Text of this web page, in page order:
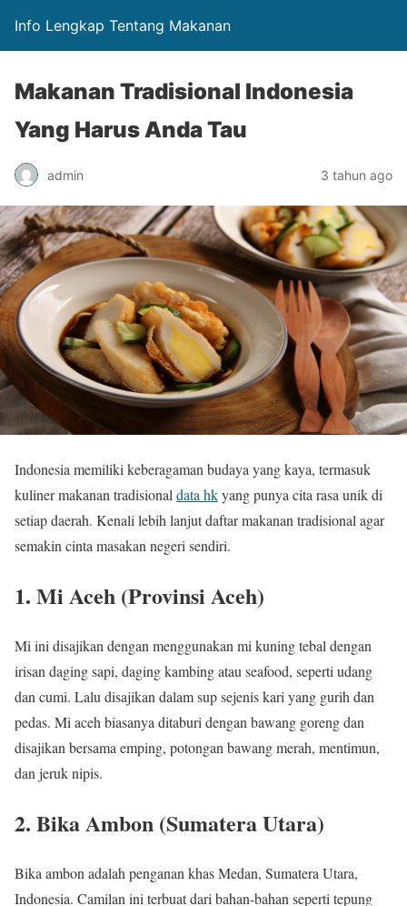
Info Lengkap Tentang Makanan
Makanan Tradisional Indonesia
Yang Harus Anda Tau
admin 3 tahun ago
Indonesia memiliki keberagaman budaya yang kaya, termasuk
kuliner makanan tradisional data hkyang punya cita rasa unik di
setiap daerah. Kenali lebih lanjut daftar makanan tradisional agar
semakin cinta masakan negeri sendiri.
1. Mi Aceh (Provinsi Aceh)
Mi ini disajikan dengan menggunakan mi kuning tebal dengan
irisan daging sapi, daging kambing atau seafood, seperti udang
dan cumi. Lalu disajikan dalam sup sejenis kari yang gurih dan
pedas. Mi aceh biasanya ditaburi dengan bawang goreng dan
disajikan bersama emping, potongan bawang merah, mentimun,
dan jeruk nipis.
2. Bika Ambon (Sumatera Utara)
Bika ambon adalah penganan khas Medan, Sumatera Utara,
Indonesia. Camilan ini terbuat dari bahan-bahan seperti tepung